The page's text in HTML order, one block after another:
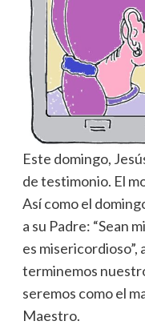
Este domingo,
de testimonio. El
Así como el
a su Padre: “Sean
es misericordioso”,
terminemos
seremos como el
Maestro.